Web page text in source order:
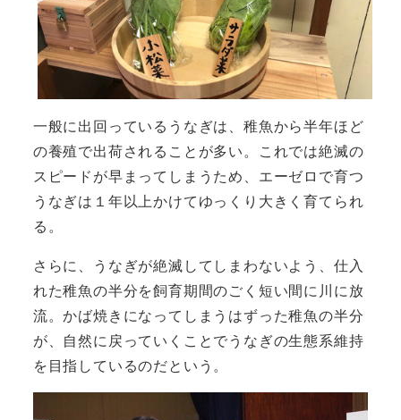
一般に出回っているうなぎは、稚魚から半年ほど
の養殖で出荷されることが多い。これでは絶滅の
スピードが早まってしまうため、エーゼロで育つ
うなぎは１年以上かけてゆっくり大きく育てられ
る。
さらに、うなぎが絶滅してしまわないよう、仕入
れた稚魚の半分を飼育期間のごく短い間に川に放
流。かば焼きになってしまうはずった稚魚の半分
が、自然に戻っていくことでうなぎの生態系維持
を目指しているのだという。